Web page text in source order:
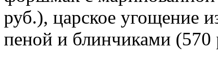
руб.), царское угощение
пеной и блинчиками (570